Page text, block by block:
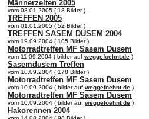
Männerzelten 2005
vom 08.01.2005 ( 18 Bilder )
TREFFEN 2005
vom 01.01.2005 ( 52 Bilder )
TREFFEN SASEM DUSEM 2004
vom 19.09.2004 ( 105 Bilder )
Motorradtreffen MF Sasem Dusem
vom 11.09.2004 ( bilder auf weggefoehnt.de )
Sasemdusem Treffen
vom 10.09.2004 ( 178 Bilder )
Motorradtreffen MF Sasem Dusem
vom 10.09.2004 ( bilder auf weggefoehnt.de )
Motorradtreffen MF Sasem Dusem
vom 10.09.2004 ( bilder auf weggefoehnt.de )
Hakorennen 2004